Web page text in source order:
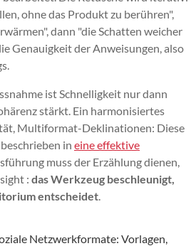
ohne das Produkt zu berühren",
dann "die Schatten weicher
Genauigkeit der Anweisungen, also
ist Schnelligkeit nur dann
stärkt. Ein harmonisiertes
Multiformat-Deklinationen: Diese
in eine effektive
muss der Erzählung dienen,
: das Werkzeug beschleunigt,
entscheidet.
Netzwerkformate: Vorlagen,